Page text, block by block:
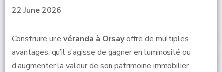
22 June 2026
Construire une véranda à Orsayoffre de multiples
avantages, qu’il s’agisse de gagner en luminosité ou
d’augmenter la valeur de son patrimoine immobilier.